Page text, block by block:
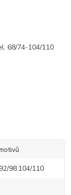
68/74-104/110
98.104/110